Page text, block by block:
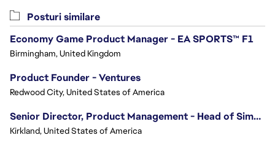
Posturi similare
Economy Game Product Manager - EA SPORTS™ F1
Birmingham, United Kingdom
Product Founder - Ventures
Redwood City, United States of America
Senior Director, Product Management - Head of Sims Marketplace
Kirkland, United States of America